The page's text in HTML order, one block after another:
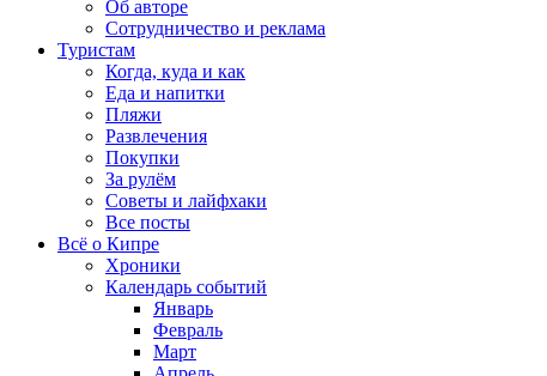
Об авторе
Сотрудничество и реклама
Туристам
Когда, куда и как
Еда и напитки
Пляжи
Развлечения
Покупки
За рулём
Советы и лайфхаки
Все посты
Всё о Кипре
Хроники
Календарь событий
Январь
Февраль
Март